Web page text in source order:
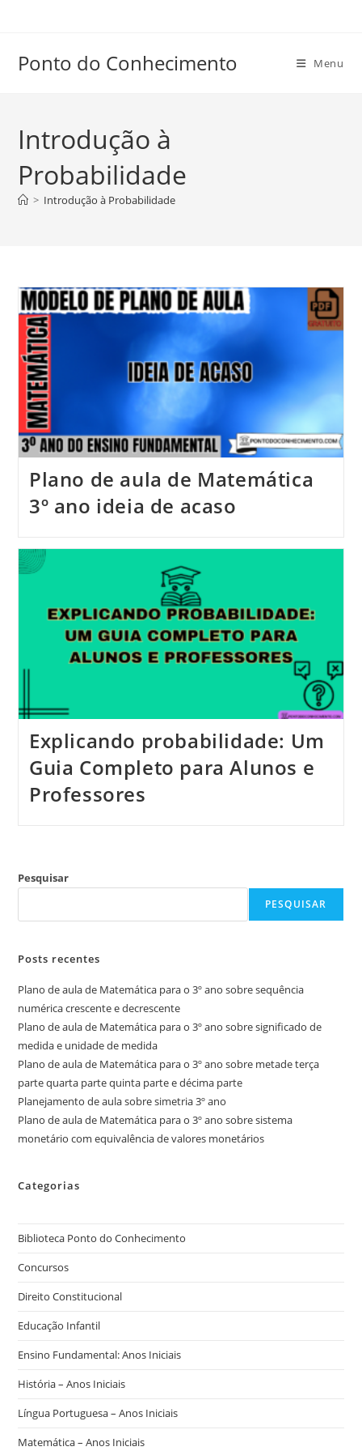
conteúdo
Ponto do Conhecimento Menu
Introdução à
Probabilidade
> Introdução à Probabilidade
Plano de aula de Matemática
3º ano ideia de acaso
Explicando probabilidade: Um
Guia Completo para Alunos e
Professores
Pesquisar
PESQUISAR
Posts recentes
Plano de aula de Matemática para o 3º ano sobre sequência
numérica crescente e decrescente
Plano de aula de Matemática para o 3º ano sobre significado de
medida e unidade de medida
Plano de aula de Matemática para o 3º ano sobre metade terça
parte quarta parte quinta parte e décima parte
Planejamento de aula sobre simetria 3º ano
Plano de aula de Matemática para o 3º ano sobre sistema
monetário com equivalência de valores monetários
Categorias
Biblioteca Ponto do Conhecimento
Concursos
Direito Constitucional
Educação Infantil
Ensino Fundamental: Anos Iniciais
História – Anos Iniciais
Língua Portuguesa – Anos Iniciais
Matemática – Anos Iniciais